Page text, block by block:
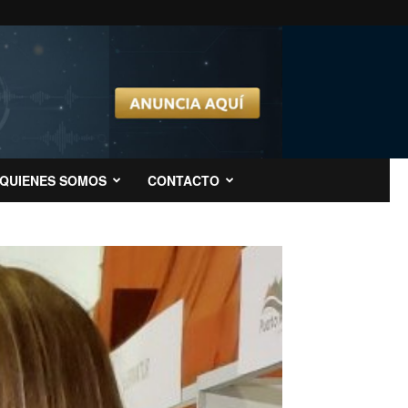
QUIENES SOMOS CONTACTO